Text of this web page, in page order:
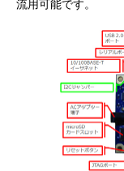
流用可能です。